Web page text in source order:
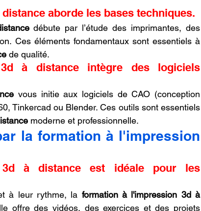
aborde les bases techniques.
débute par l’étude des imprimantes, des
Ces éléments fondamentaux sont essentiels à
de qualité.
à distance intègre des logiciels
vous initie aux logiciels de CAO (conception
Tinkercad ou Blender. Ces outils sont essentiels
moderne et professionnelle.
la formation à l'impression
à distance est idéale pour les
à leur rythme, la formation à l'impression 3d à
offre des vidéos, des exercices et des projets